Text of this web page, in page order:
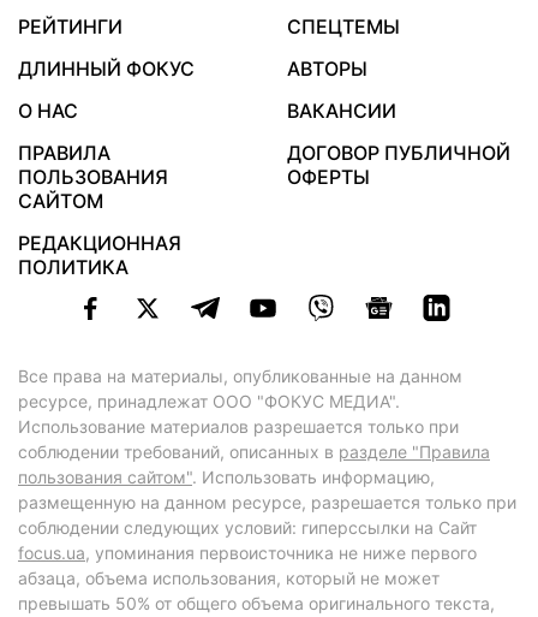
РЕЙТИНГИ
СПЕЦТЕМЫ
ДЛИННЫЙ ФОКУС
АВТОРЫ
О НАС
ВАКАНСИИ
ПРАВИЛА
ПОЛЬЗОВАНИЯ
САЙТОМ
ДОГОВОР ПУБЛИЧНОЙ
ОФЕРТЫ
РЕДАКЦИОННАЯ
ПОЛИТИКА
Все права на материалы, опубликованные на данном
ресурсе, принадлежат ООО "ФОКУС МЕДИА".
Использование материалов разрешается только при
соблюдении требований, описанных в разделе "Правила
пользования сайтом". Использовать информацию,
размещенную на данном ресурсе, разрешается только при
соблюдении следующих условий: гиперссылки на Сайт
focus.ua, упоминания первоисточника не ниже первого
абзаца, объема использования, который не может
превышать 50% от общего объема оригинального текста,